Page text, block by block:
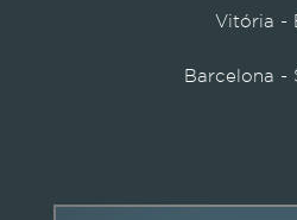
Vitória -
Barcelona -